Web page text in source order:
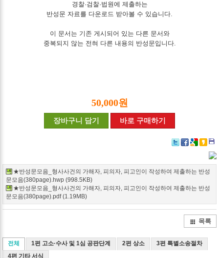
경찰·검찰·법원에 제출하는
반성문 자료를 다운로드 받아볼 수 있습니다.
이 문서는 기존 게시되어 있는 다른 문서와
중복되지 않는 전혀 다른 내용의 반성문입니다.
50,000원
장바구니 담기 바로 구매하기
Google+
★반성문모음_형사사건의 가해자, 피의자, 피고인이 작성하여 제출하는 반성
문모음(380page).hwp (998.5KB)
★반성문모음_형사사건의 가해자, 피의자, 피고인이 작성하여 제출하는 반성
문모음(380page).pdf (1.19MB)
목록
전체 1편 고소·수사 및 1심 공판단계 2편 상소
3편 특별소송절차
4편 기타 서식